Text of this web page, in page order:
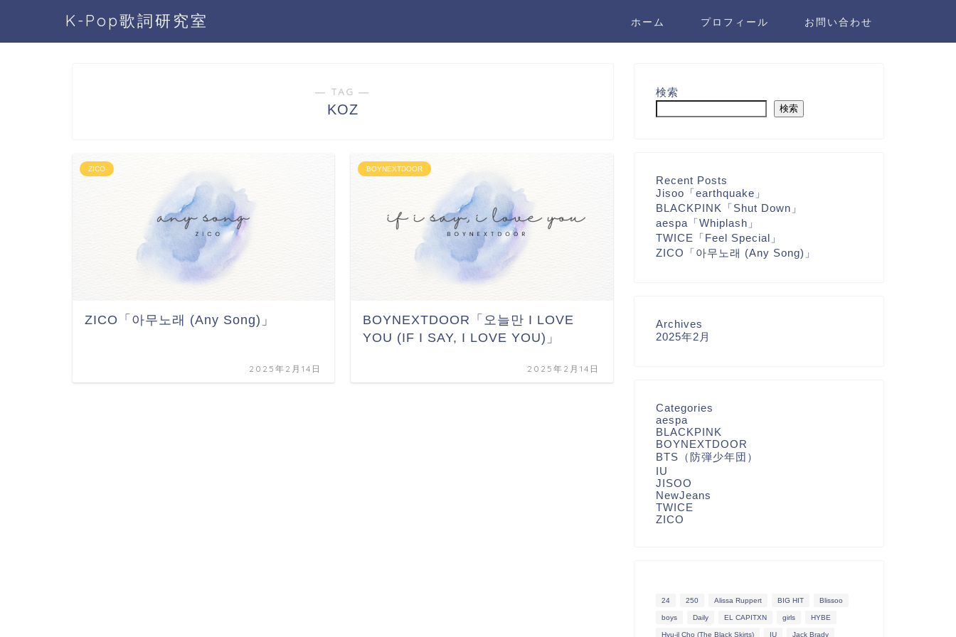
K-Pop歌詞研究室 ホーム プロフィール お問い合わせ
― TAG ―
KOZ
ZICO
ZICO「아무노래 (Any Song)」
2025年2月14日
BOYNEXTDOOR
BOYNEXTDOOR「오늘만 I LOVE
YOU (IF I SAY, I LOVE YOU)」
2025年2月14日
検索
検索
Recent Posts
Jisoo「earthquake」
BLACKPINK「Shut Down」
aespa「Whiplash」
TWICE「Feel Special」
ZICO「아무노래 (Any Song)」
Archives
2025年2月
Categories
aespa
BLACKPINK
BOYNEXTDOOR
BTS（防弾少年団）
IU
JISOO
NewJeans
TWICE
ZICO
24 250 Alissa Ruppert BIG HIT Blissoo
boys Daily EL CAPITXN girls HYBE
Hyu-il Cho (The Black Skirts) IU Jack Brady